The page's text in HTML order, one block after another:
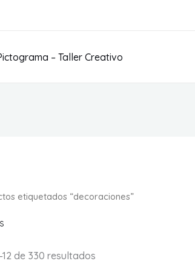
etiquetados “decoraciones”
de 330 resultados